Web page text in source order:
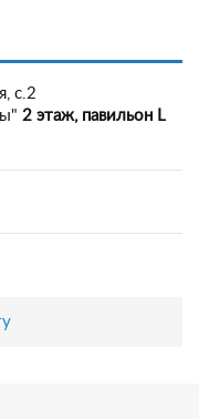
с.2
2 этаж, павильон L